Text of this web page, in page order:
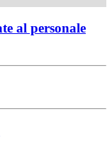
al personale